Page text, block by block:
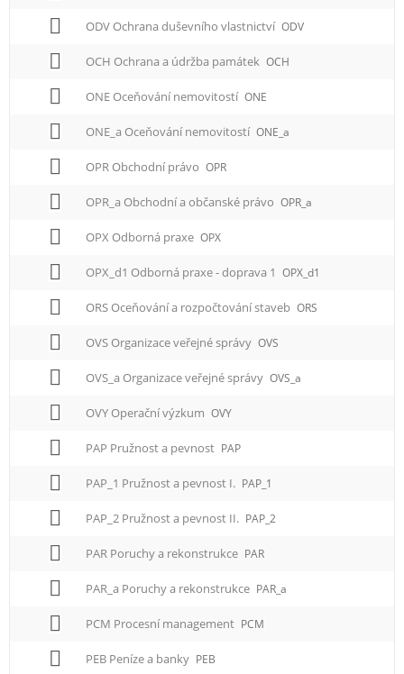
ODV Ochrana duševního vlastnictví ODV
OCH Ochrana a údržba památek OCH
ONE Oceňování nemovitostí ONE
ONE_a Oceňování nemovitostí ONE_a
OPR Obchodní právo OPR
OPR_a Obchodní a občanské právo OPR_a
OPX Odborná praxe OPX
OPX_d1 Odborná praxe - doprava 1 OPX_d1
ORS Oceňování a rozpočtování staveb ORS
OVS Organizace veřejné správy OVS
OVS_a Organizace veřejné správy OVS_a
OVY Operační výzkum OVY
PAP Pružnost a pevnost PAP
PAP_1 Pružnost a pevnost I. PAP_1
PAP_2 Pružnost a pevnost II. PAP_2
PAR Poruchy a rekonstrukce PAR
PAR_a Poruchy a rekonstrukce PAR_a
PCM Procesní management PCM
PEB Peníze a banky PEB